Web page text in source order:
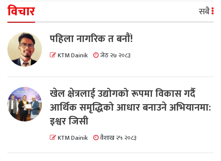
विचार सबै
पहिला नागरिक त बनाैं!
KTM Dainik जेठ २७ २०८३
खेल क्षेत्रलाई उद्योगको रूपमा विकास गर्दै
आर्थिक समृद्धिको आधार बनाउने अभियानमा:
इश्वर जिसी
KTM Dainik वैशाख २५ २०८३